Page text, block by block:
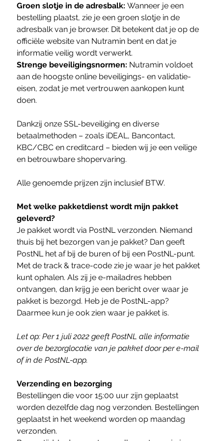
Groen slotje in de adresbalk: Wanneer je een
bestelling plaatst, zie je een groen slotje in de
adresbalk van je browser. Dit betekent dat je op de
officiële website van Nutramin bent en dat je
informatie veilig wordt verwerkt.
Strenge beveiligingsnormen: Nutramin voldoet
aan de hoogste online beveiligings- en validatie-
eisen, zodat je met vertrouwen aankopen kunt
doen.
Dankzij onze SSL-beveiliging en diverse
betaalmethoden – zoals iDEAL, Bancontact,
KBC/CBC en creditcard – bieden wij je een veilige
en betrouwbare shopervaring.
Alle genoemde prijzen zijn inclusief BTW.
Met welke pakketdienst wordt mijn pakket
geleverd?
Je pakket wordt via PostNL verzonden. Niemand
thuis bij het bezorgen van je pakket? Dan geeft
PostNL het af bij de buren of bij een PostNL-punt.
Met de track & trace-code zie je waar je het pakket
kunt ophalen. Als zij je e-mailadres hebben
ontvangen, dan krijg je een bericht over waar je
pakket is bezorgd. Heb je de PostNL-app?
Daarmee kun je ook zien waar je pakket is.
Let op: Per 1 juli 2022 geeft PostNL alle informatie
over de bezorglocatie van je pakket door per e-mail
of in de PostNL-app.
Verzending en bezorging
Bestellingen die voor 15:00 uur zijn geplaatst
worden dezelfde dag nog verzonden. Bestellingen
geplaatst in het weekend worden op maandag
verzonden.